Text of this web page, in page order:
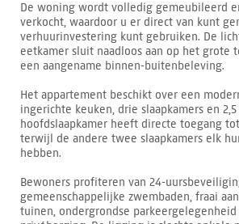
De woning wordt volledig gemeubileerd
verkocht, waardoor u er direct van kunt
verhuurinvestering kunt gebruiken. De
eetkamer sluit naadloos aan op het grote
een aangename binnen-buitenbeleving.
Het appartement beschikt over een
ingerichte keuken, drie slaapkamers en 2,5
hoofdslaapkamer heeft directe toegang
terwijl de andere twee slaapkamers elk
hebben.
Bewoners profiteren van 24-
gemeenschappelijke zwembaden, fraai
tuinen, ondergrondse parkeergelegenheid